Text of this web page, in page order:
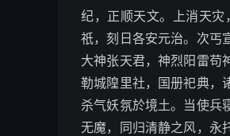
纪，正顺天文。上消天
祇，刻日各安元治。次丐
大神张天君，神烈阳雷苟
勒城隍里社，国册祀典，
杀气妖氛於境土。当使兵
无魔，同归清静之风，永